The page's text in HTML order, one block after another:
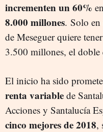
incrementen un 60%
8.000 millones. Solo en
de Meseguer quiere
3.500 millones, el doble
El inicio ha sido
renta variable de
Acciones y Santalucía
cinco mejores de 2018,